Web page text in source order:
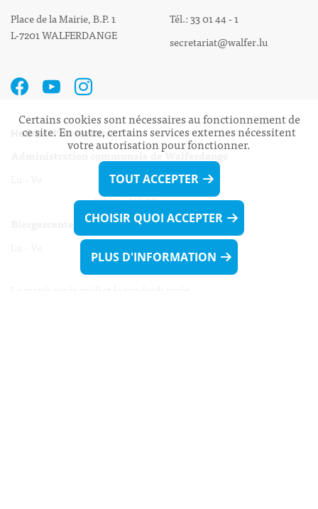
Place de la Mairie, B.P. 1
L-7201 WALFERDANGE
Tél.: 33 01 44 - 1
secretariat@walfer.lu
Heures d’ouverture:
Administration communale de Walferdange
Lu - Ve 08h00 - 11h30
13h30 - 16h00
Lu - Ve 08h00 - 11h30
13h30 - 16h00
Certains cookies sont nécessaires au fonctionnement de
ce site. En outre, certains services externes nécessitent
votre autorisation pour fonctionner.
TOUT ACCEPTER
CHOISIR QUOI ACCEPTER
PLUS D'INFORMATION